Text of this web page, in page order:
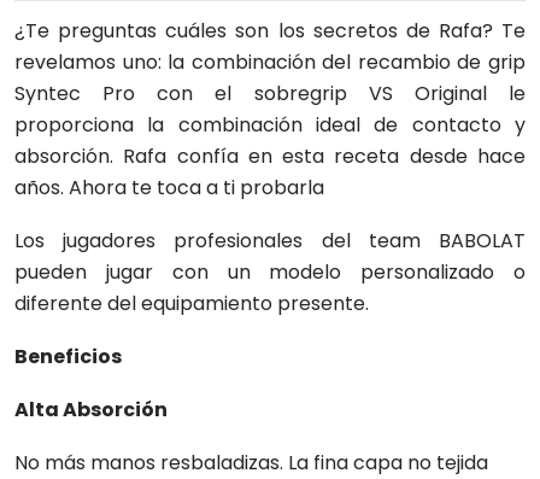
¿Te preguntas cuáles son los secretos de Rafa? Te
revelamos uno: la combinación del recambio de grip
Syntec Pro con el sobregrip VS Original le
proporciona la combinación ideal de contacto y
absorción. Rafa confía en esta receta desde hace
años. Ahora te toca a ti probarla
Los jugadores profesionales del team BABOLAT
pueden jugar con un modelo personalizado o
diferente del equipamiento presente.
Beneficios
Alta Absorción
No más manos resbaladizas. La fina capa no tejida